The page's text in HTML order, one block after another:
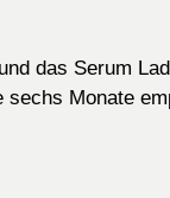
das Serum
Monate